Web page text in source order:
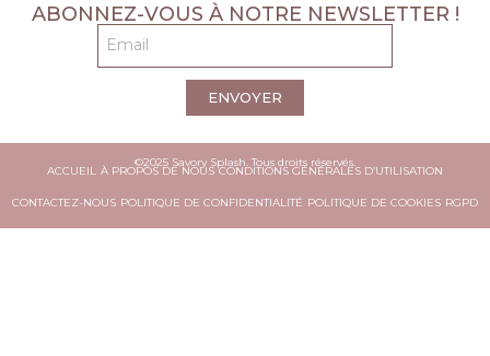
ABONNEZ-VOUS À NOTRE NEWSLETTER !
ENVOYER
©2025 Savory Splash. Tous droits réservés.
ACCUEIL À PROPOS DE NOUS CONDITIONS GÉNÉRALES D’UTILISATION
CONTACTEZ-NOUS POLITIQUE DE CONFIDENTIALITÉ POLITIQUE DE COOKIES RGPD